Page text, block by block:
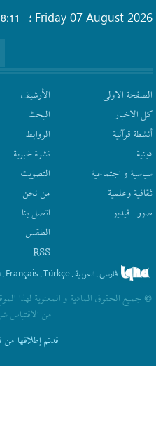
Friday 07 August 2026 ؛
الصفحة الاولى
كل الاخبار
أنشطة قرآنیة
دينية
سیاسیة و اجتماعیة
ثقافیة وعلمیة
صور ـ فيديو
الأرشیف
البحث
الروابط
نشرة‌ خبریة
التصويت
من نحن
اتصل بنا
الطقس
RSS
فارسی. العربیة .
Türkçe
.
Français
.
© جمیع الحقوق المادیة و المعنویة لهذا
من الاقتباس
قدتم إطلاقها من